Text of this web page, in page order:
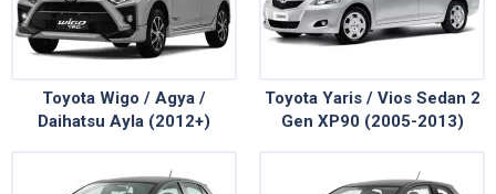
Toyota Wigo / Agya /
Daihatsu Ayla (2012+)
Toyota Yaris / Vios Sedan 2
Gen XP90 (2005-2013)